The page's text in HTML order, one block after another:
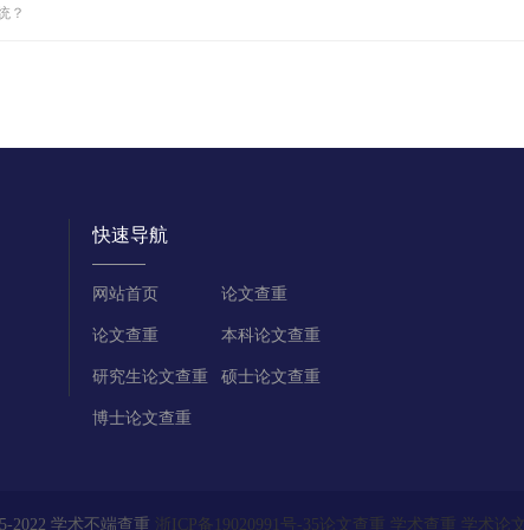
？
2022 学术不端查重 浙ICP备19020991号-35 论文查重 学术查重 学术论
快速导航
网站首页 论文查重
论文查重 本科论文查重
研究生论文查重 硕士论文查重
博士论文查重